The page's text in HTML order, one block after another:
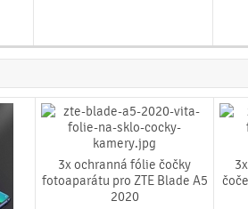
3x ochranná fólie čočky
fotoaparátu pro ZTE Blade A5
2020